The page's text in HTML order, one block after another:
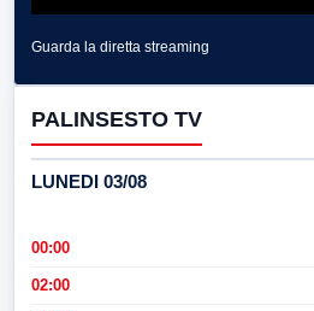
Guarda la diretta streaming
PALINSESTO TV
LUNEDI 03/08
00:00
02:00